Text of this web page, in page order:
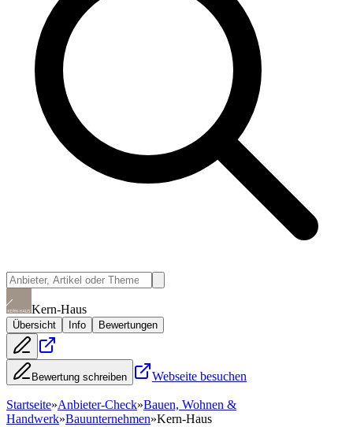
Kern-Haus
Übersicht Info Bewertungen
Bewertung schreiben Webseite besuchen
Startseite»Anbieter-Check»Bauen, Wohnen &
Handwerk»Bauunternehmen»Kern-Haus